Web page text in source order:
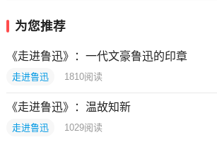
为您推荐
《走进鲁迅》：一代文豪鲁迅的印章
走进鲁迅 1810阅读
《走进鲁迅》：温故知新
走进鲁迅 1029阅读